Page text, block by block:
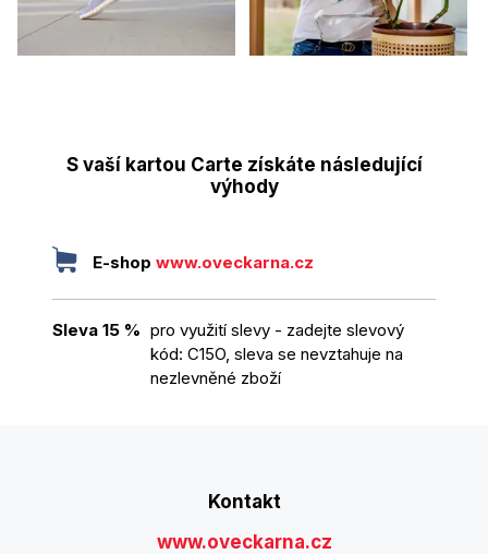
S vaší kartou Carte získáte následující
výhody
E-shop www.oveckarna.cz
Sleva 15 % pro využití slevy - zadejte slevový
kód: C15O, sleva se nevztahuje na
nezlevněné zboží
Kontakt
www.oveckarna.cz